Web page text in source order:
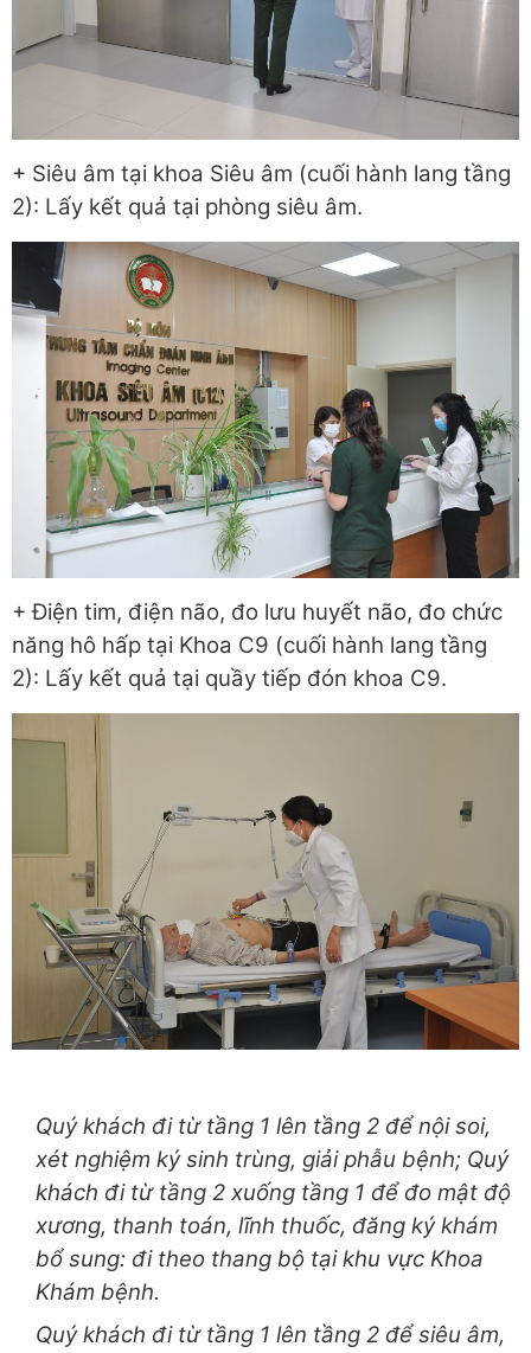
+ Siêu âm tại khoa Siêu âm (cuối hành lang tầng
2): Lấy kết quả tại phòng siêu âm.
+ Điện tim, điện não, đo lưu huyết não, đo chức
năng hô hấp tại Khoa C9 (cuối hành lang tầng
2): Lấy kết quả tại quầy tiếp đón khoa C9.
Quý khách đi từ tầng 1 lên tầng 2 để nội soi,
xét nghiệm ký sinh trùng, giải phẫu bệnh; Quý
khách đi từ tầng 2 xuống tầng 1 để đo mật độ
xương, thanh toán, lĩnh thuốc, đăng ký khám
bổ sung: đi theo thang bộ tại khu vực Khoa
Khám bệnh.
Quý khách đi từ tầng 1 lên tầng 2 để siêu âm,